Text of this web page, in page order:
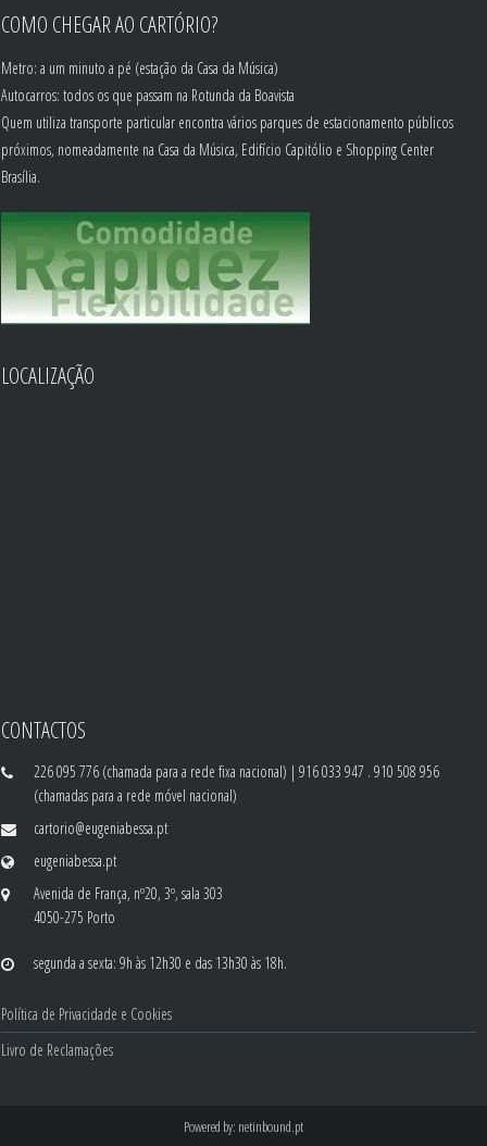
COMO CHEGAR AO CARTÓRIO?
Metro: a um minuto a pé (estação da Casa da Música)
Autocarros: todos os que passam na Rotunda da Boavista
Quem utiliza transporte particular encontra vários parques de estacionamento públicos
próximos, nomeadamente na Casa da Música, Edifício Capitólio e Shopping Center
Brasília.
LOCALIZAÇÃO
CONTACTOS
226 095 776 (chamada para a rede fixa nacional) | 916 033 947 . 910 508 956
(chamadas para a rede móvel nacional)
cartorio@eugeniabessa.pt
eugeniabessa.pt
Avenida de França, nº20, 3º, sala 303
4050-275 Porto
segunda a sexta: 9h às 12h30 e das 13h30 às 18h.
Política de Privacidade e Cookies
Livro de Reclamações
Powered by: netinbound.pt